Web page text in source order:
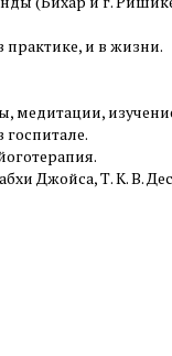
практике, и в жизни.
медитации,
Джойса, Т. К. В.